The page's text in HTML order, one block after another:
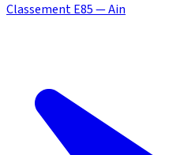
Classement E85 — Ain